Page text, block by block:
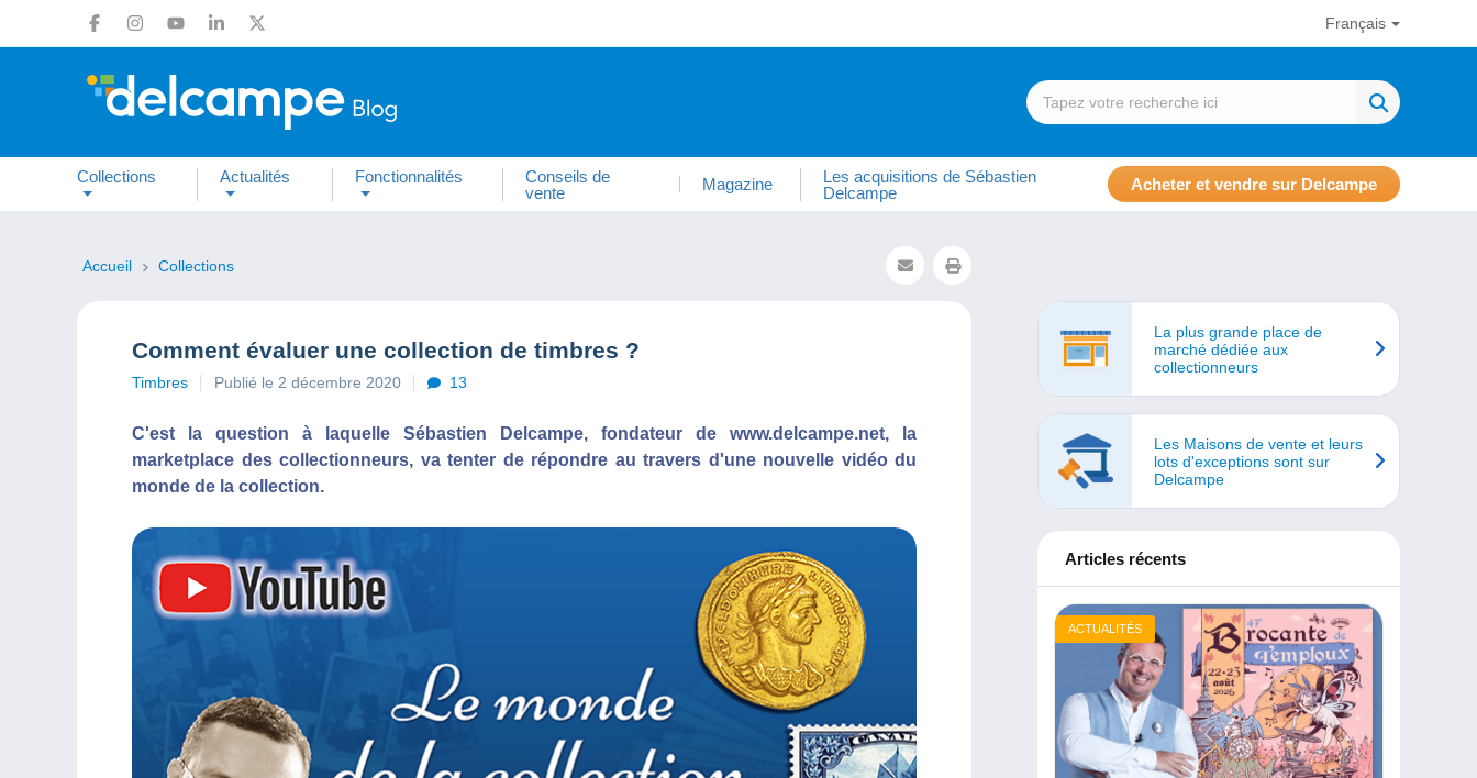
Français
Collections Actualités Fonctionnalités
Conseils de
vente
Magazine
Les acquisitions de Sébastien
Delcampe
Acheter et vendre sur Delcampe
Accueil Collections
Comment évaluer une collection de timbres ?
Timbres Publié le 2 décembre 2020 13
C'est la question à laquelle Sébastien Delcampe, fondateur de www.delcampe.net, la
marketplace des collectionneurs, va tenter de répondre au travers d'une nouvelle vidéo du
monde de la collection.
La plus grande place de
marché dédiée aux
collectionneurs
Les Maisons de vente et leurs
lots d'exceptions sont sur
Delcampe
Articles récents
ACTUALITÉS